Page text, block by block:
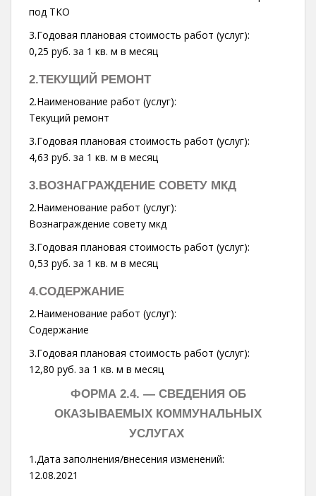
под ТКО
3.Годовая плановая стоимость работ (услуг):
0,25 руб. за 1 кв. м в месяц
2.ТЕКУЩИЙ РЕМОНТ
2.Наименование работ (услуг):
Текущий ремонт
3.Годовая плановая стоимость работ (услуг):
4,63 руб. за 1 кв. м в месяц
3.ВОЗНАГРАЖДЕНИЕ СОВЕТУ МКД
2.Наименование работ (услуг):
Вознаграждение совету мкд
3.Годовая плановая стоимость работ (услуг):
0,53 руб. за 1 кв. м в месяц
4.СОДЕРЖАНИЕ
2.Наименование работ (услуг):
Содержание
3.Годовая плановая стоимость работ (услуг):
12,80 руб. за 1 кв. м в месяц
ФОРМА 2.4. —СВЕДЕНИЯ ОБ
ОКАЗЫВАЕМЫХ КОММУНАЛЬНЫХ
УСЛУГАХ
1.Дата заполнения/внесения изменений:
12.08.2021